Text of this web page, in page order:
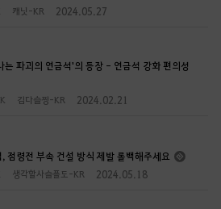
캐닛-KR 2024.05.27
는 파괴의 연금석'의 등장 - 연금석 강화 편의성
김다슬찡-KR 2024.02.21
, 점령전 부속 건설 방식 제발 롤백해주세요
생각할사슬플도-KR 2024.05.18